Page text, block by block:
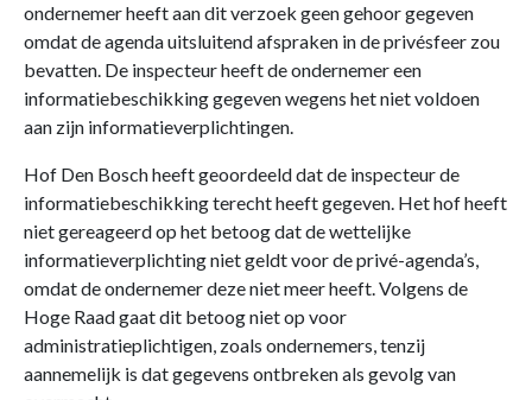
ondernemer heeft aan dit verzoek geen gehoor gegeven
omdat de agenda uitsluitend afspraken in de privésfeer zou
bevatten. De inspecteur heeft de ondernemer een
informatiebeschikking gegeven wegens het niet voldoen
aan zijn informatieverplichtingen.
Hof Den Bosch heeft geoordeeld dat de inspecteur de
informatiebeschikking terecht heeft gegeven. Het hof heeft
niet gereageerd op het betoog dat de wettelijke
informatieverplichting niet geldt voor de privé-agenda’s,
omdat de ondernemer deze niet meer heeft. Volgens de
Hoge Raad gaat dit betoog niet op voor
administratieplichtigen, zoals ondernemers, tenzij
aannemelijk is dat gegevens ontbreken als gevolg van